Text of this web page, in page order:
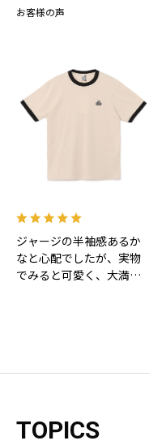
お客様の声
ジャージの半袖感あるか
なと心配でしたが、実物
でみると可愛く、大満足
TOPICS